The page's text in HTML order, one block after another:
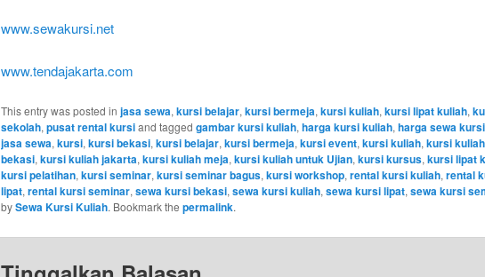
www.sewakursi.net
www.tendajakarta.com
This entry was posted in jasa sewa, kursi belajar, kursi bermeja, kursi kuliah, kursi lipat kuliah,
sekolah, pusat rental kursiand tagged gambar kursi kuliah, harga kursi kuliah, harga sewa
jasa sewa, kursi, kursi bekasi, kursi belajar, kursi bermeja, kursi event, kursi kuliah, kursi kuliah
bekasi, kursi kuliah jakarta, kursi kuliah meja, kursi kuliah untuk Ujian, kursi kursus, kursi lipat
kursi pelatihan, kursi seminar, kursi seminar bagus, kursi workshop, rental kursi kuliah, rental
lipat, rental kursi seminar, sewa kursi bekasi, sewa kursi kuliah, sewa kursi lipat, sewa kursi
bySewa Kursi Kuliah. Bookmark the permalink.